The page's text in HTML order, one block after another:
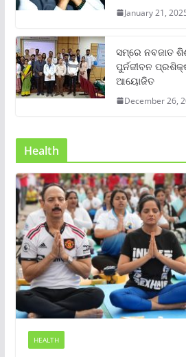
January 21,
ସମ୍‌ରେ ନବଜାତ
ପୁର୍ନଜୀବନ
ଆୟୋଜିତ
December 26,
Health
HEALTH